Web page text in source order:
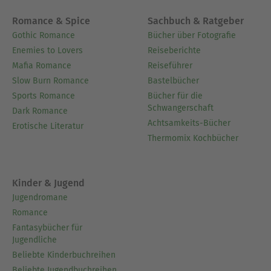
Romance & Spice
Gothic Romance
Enemies to Lovers
Mafia Romance
Slow Burn Romance
Sports Romance
Dark Romance
Erotische Literatur
Sachbuch & Ratgeber
Bücher über Fotografie
Reiseberichte
Reiseführer
Bastelbücher
Bücher für die
Schwangerschaft
Achtsamkeits-Bücher
Thermomix Kochbücher
Kinder & Jugend
Jugendromane
Romance
Fantasybücher für
Jugendliche
Beliebte Kinderbuchreihen